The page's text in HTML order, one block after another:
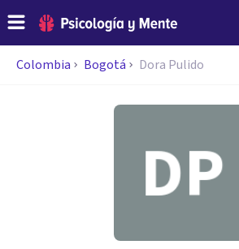
Colombia Bogotá Dora Pulido